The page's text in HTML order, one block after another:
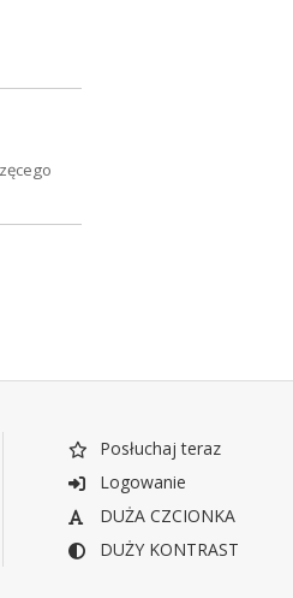
Posłuchaj teraz
Logowanie
DUŻA CZCIONKA
DUŻY KONTRAST